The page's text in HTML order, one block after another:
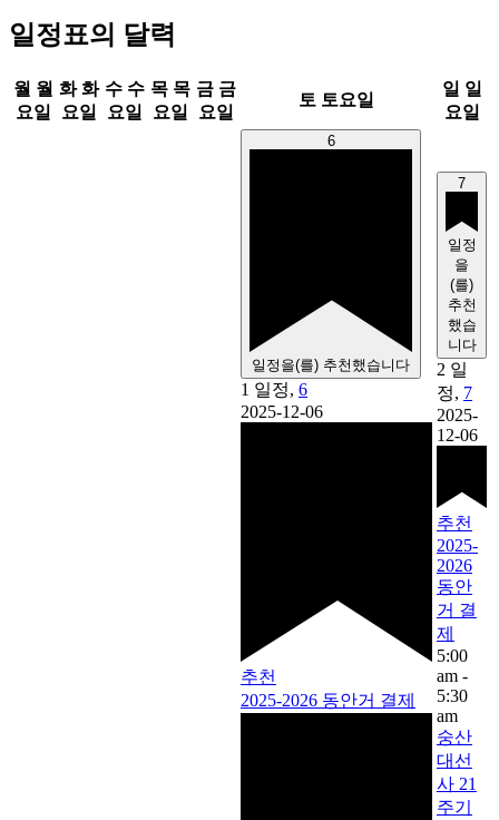
일정표의 달력
월 월
요일
화화
요일
수 수
요일
목 목
요일
금 금
요일
토 토요일
일 일
요일
6
일정을(를) 추천했습니다
1 일정, 6
2025-12-06
추천
2025-2026 동안거 결제
7
일정
을
(를)
추천
했습
니다
2 일
정, 7
2025-
12-06
추천
2025-
2026
동안
거 결
제
5:00
am -
5:30
am
숭산
대선
사 21
주기